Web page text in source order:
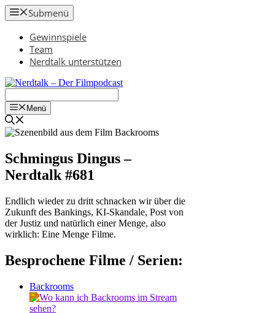
Zum
Inhalt
springen
Submenü
Gewinnspiele
Team
Nerdtalk unterstützen
Menü
Schmingus Dingus –
Nerdtalk #681
Endlich wieder zu dritt schnacken wir über die
Zukunft des Bankings, KI-Skandale, Post von
der Justiz und natürlich einer Menge, also
wirklich: Eine Menge Filme.
Besprochene Filme / Serien:
Backrooms